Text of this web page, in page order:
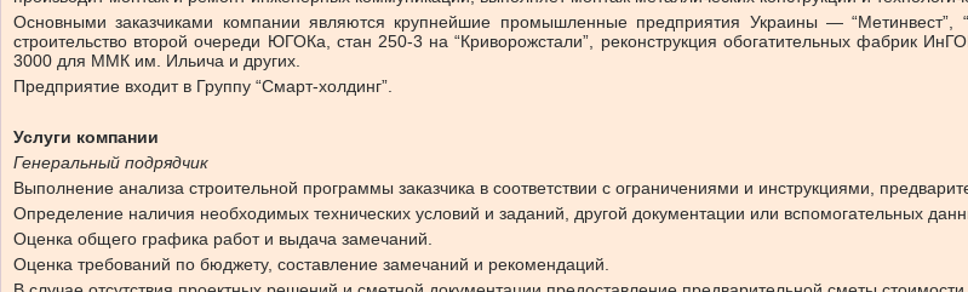
Основными заказчиками компании являются крупнейшие промышленные предприятия Украины —
строительство второй очереди ЮГОКа, стан 250-3 на “Криворожстали”, реконструкция обогатительных фабрик
3000 для ММК им. Ильича и других.
Предприятие входит в Группу “Смарт-холдинг”.
Услуги компании
Генеральный подрядчик
Выполнение анализа строительной программы заказчика в соответствии с ограничениями и инструкциями,
Определение наличия необходимых технических условий и заданий, другой документации или вспомогательных
Оценка общего графика работ и выдача замечаний.
Оценка требований по бюджету, составление замечаний и рекомендаций.